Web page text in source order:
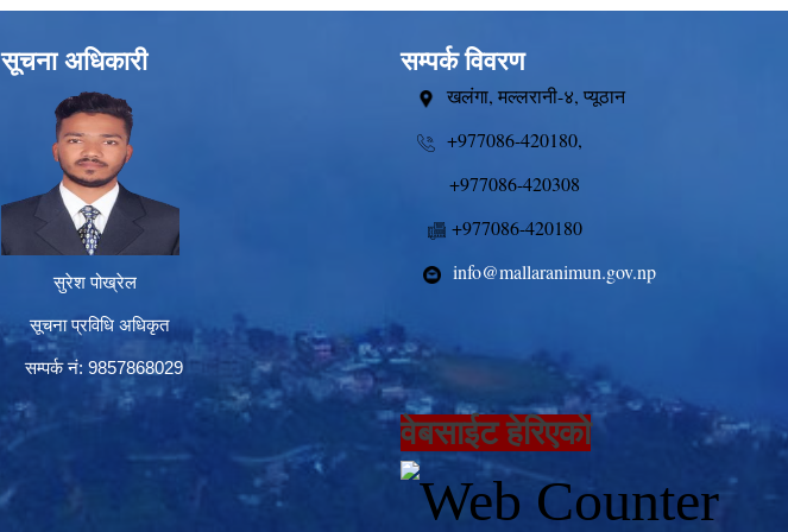
सूचना अधिकारी
सुरेश पोख्रेल
सूचना प्रविधि अधिकृत
सम्पर्क नं: 9857868029
सम्पर्क विवरण
खलंगा, मल्लरानी-४, प्यूठान
+977086-420180,
+977086-420308
+977086-420180
info@mallaranimun.gov.np
वेबसाईट हेरिएको